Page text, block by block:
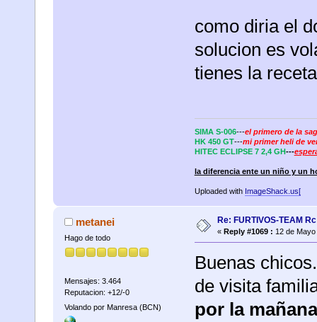
como diria el
solucion es
tienes la
SIMA S-006---el primero de la
HK 450 GT---mi primer heli de
HITEC ECLIPSE 7 2,4 GH---
la diferencia ente un niño y un
Uploaded with ImageShack.us[
metanei
Hago de todo
Mensajes: 3.464
Reputacion: +12/-0
Volando por Manresa (BCN)
Re: FURTIVOS-TEAM
« Reply #1069 : 12 de
Buenas
de visita
por la mañana